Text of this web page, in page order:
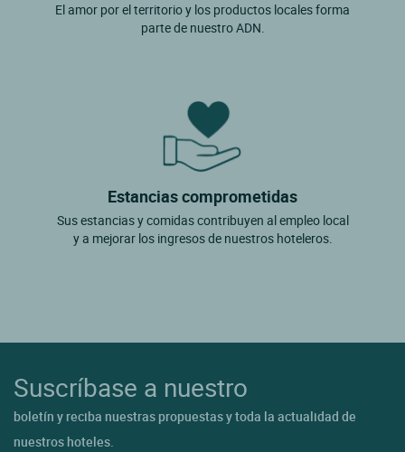
El amor por el territorio y los productos locales forma
parte de nuestro ADN.
Estancias comprometidas
Sus estancias y comidas contribuyen al empleo local
y a mejorar los ingresos de nuestros hoteleros.
Suscríbase a nuestro
boletín y reciba nuestras propuestas y toda la actualidad de
nuestros hoteles.